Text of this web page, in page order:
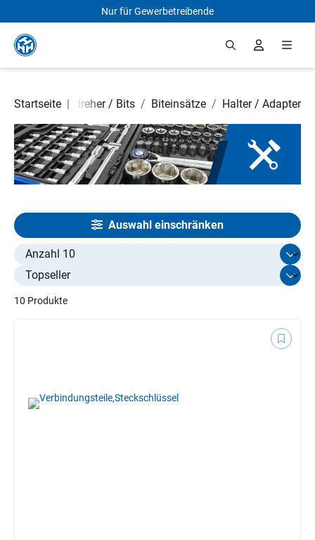
Zum Hauptinhalt springen
Nur für Gewerbetreibende
Startseite |
/ Schraubendreher / Bits / Biteinsätze / Halter / Adapter
Auswahl einschränken
10 Produkte
Select limit